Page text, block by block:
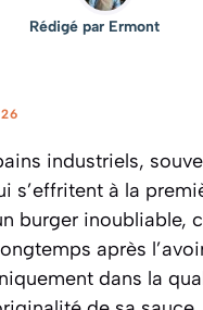
Rédigé par Ermont
industriels,
s’effritent à la
burger inoubliable,
après
dans la